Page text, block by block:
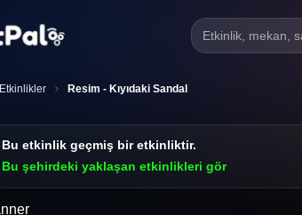
Etkinlik, mekan,
Etkinlikler Resim - Kıyıdaki Sandal
Bu etkinlik geçmiş bir etkinliktir.
Bu şehirdeki yaklaşan etkinlikleri gör